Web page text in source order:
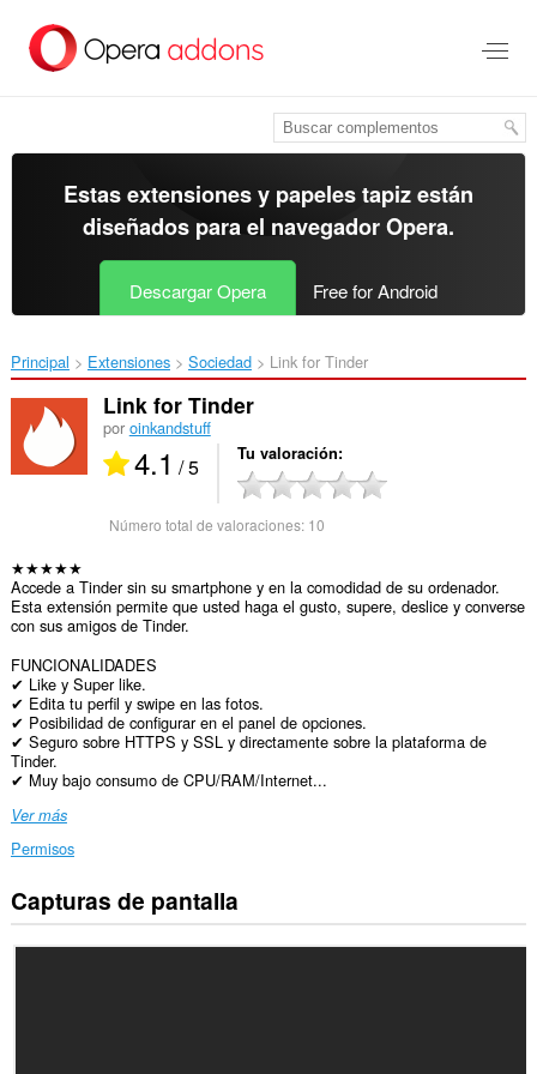
contenido
Estas extensiones y papeles tapiz están
diseñados para el navegador Opera.
Descargar Opera Free for Android
Principal Extensiones Sociedad Link for Tinder‎
Link for Tinder
por oinkandstuff
4.1 / 5 Tu valoración
Número total de valoraciones: 10
★★★★★
Accede a Tinder sin su smartphone y en la comodidad de su ordenador.
Esta extensión permite que usted haga el gusto, supere, deslice y converse
con sus amigos de Tinder.
FUNCIONALIDADES
✔ Like y Super like.
✔ Edita tu perfil y swipe en las fotos.
✔ Posibilidad de configurar en el panel de opciones.
✔ Seguro sobre HTTPS y SSL y directamente sobre la plataforma de
Tinder.
✔ Muy bajo consumo de CPU/RAM/Internet...
Ver más
Permisos
Esta
extensión
Capturas de pantalla